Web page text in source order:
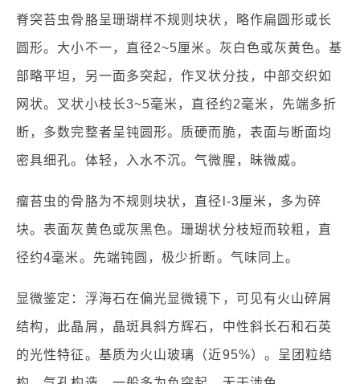
脊突苔虫骨胳呈珊瑚样不规则块状，略作扁圆形或长
圆形。大小不一，直径2~5厘米。灰白色或灰黄色。基
部略平坦，另一面多突起，作叉状分技，中部交织如
网状。叉状小枝长3~5毫米，直径约2毫米，先端多折
断，多数完整者呈钝圆形。质硬而脆，表面与断面均
密具细孔。体轻，入水不沉。气微腥，昧微威。
瘤苔虫的骨胳为不规则块状，直径l-3厘米，多为碎
块。表面灰黄色或灰黑色。珊瑚状分枝短而较粗，直
径约4毫米。先端钝圆，极少折断。气味同上。
显微鉴定：浮海石在偏光显微镜下，可见有火山碎屑
结构，此晶屑，晶斑具斜方辉石，中性斜长石和石英
的光性特征。基质为火山玻璃（近95%）。呈团粒结